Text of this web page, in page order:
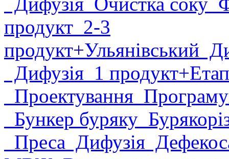
продукт 2-3
продукт+Ульянівський
Дифузія 1 продукт
Проектування
Бункер буряку
Преса Дифузія